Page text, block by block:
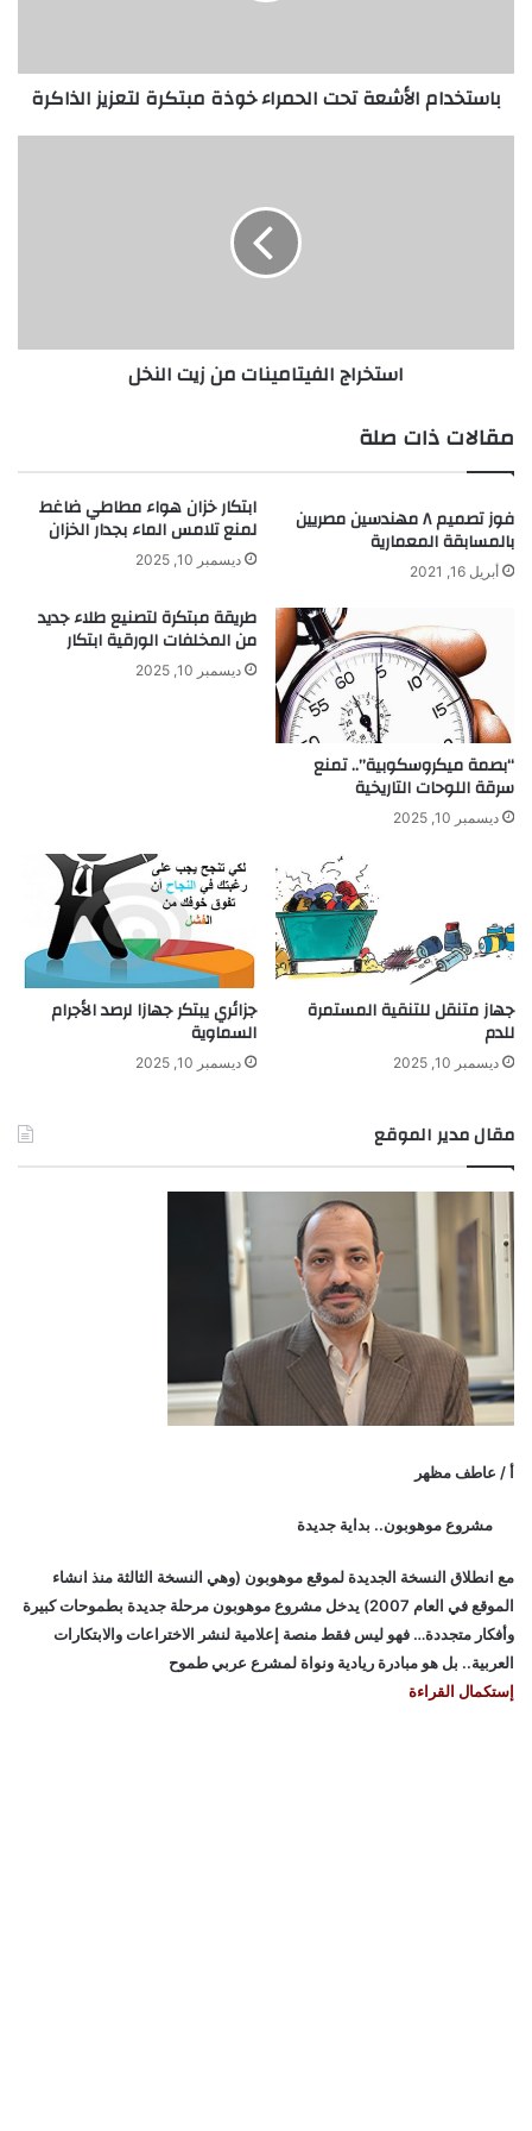
باستخدام الأشعة تحت الحمراء خوذة مبتكرة لتعزيز الذاكرة
استخراج الفيتامينات من زيت النخل
مقالات ذات صلة
فوز تصميم ٨ مهندسين مصريين
بالمسابقة المعمارية
أبريل 16, 2021
ابتكار خزان هواء مطاطي ضاغط
لمنع تلامس الماء بجدار الخزان
ديسمبر 10, 2025
“بصمة ميكروسكوبية”.. تمنع
سرقة اللوحات التاريخية
ديسمبر 10, 2025
طريقة مبتكرة لتصنيع طلاء جديد
من المخلفات الورقية ابتكار
ديسمبر 10, 2025
جهاز متنقل للتنقية المستمرة
للدم
ديسمبر 10, 2025
جزائري يبتكر جهازا لرصد الأجرام
السماوية
ديسمبر 10, 2025
مقال مدير الموقع
أ / عاطف مظهر
مشروع موهوبون.. بداية جديدة
مع انطلاق النسخة الجديدة لموقع موهوبون (وهي النسخة الثالثة منذ انشاء
الموقع في العام 2007) يدخل مشروع موهوبون مرحلة جديدة بطموحات كبيرة
وأفكار متجددة… فهو ليس فقط منصة إعلامية لنشر الاختراعات والابتكارات
العربية.. بل هو مبادرة ريادية ونواة لمشرع عربي طموح
إستكمال القراءة